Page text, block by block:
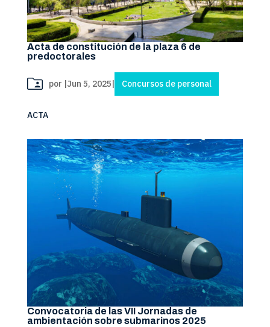
Acta de constitución de la plaza 6 de
predoctorales
por |Jun 5, 2025| Concursos de personal
ACTA
Convocatoria de las VII Jornadas de
ambientación sobre submarinos 2025